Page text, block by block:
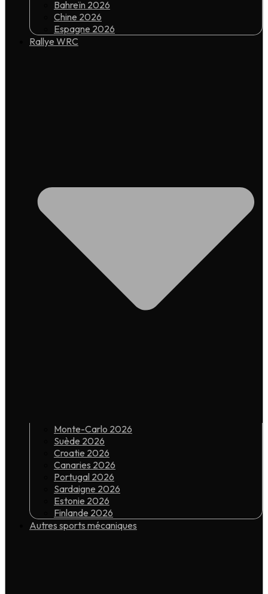
Bahreïn 2026
Chine 2026
Espagne 2026
Rallye WRC
Monte-Carlo 2026
Suède 2026
Croatie 2026
Canaries 2026
Portugal 2026
Sardaigne 2026
Estonie 2026
Finlande 2026
Autres sports mécaniques